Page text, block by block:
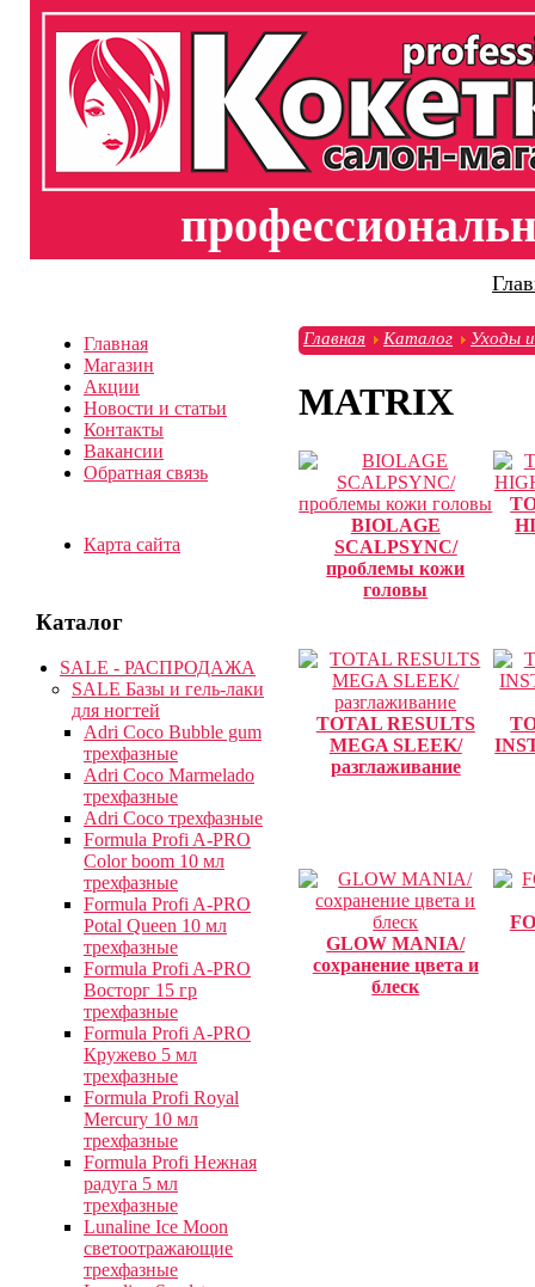
Главная
Магазин
Акции
Новости и статьи
Контакты
Вакансии
Обратная связь
Карта сайта
Каталог
SALE - РАСПРОДАЖА
SALE Базы и гель-лаки
для ногтей
Adri Coco Bubble gum
трехфазные
Adri Coco Marmelado
трехфазные
Adri Coco трехфазные
Formula Profi A-PRO
Color boom 10 мл
трехфазные
Formula Profi A-PRO
Potal Queen 10 мл
трехфазные
Formula Profi A-PRO
Восторг 15 гр
трехфазные
Formula Profi A-PRO
Кружево 5 мл
трехфазные
Formula Profi Royal
Merсury 10 мл
трехфазные
Formula Profi Нежная
радуга 5 мл
трехфазные
Lunaline Ice Moon
светоотражающие
трехфазные
Главная Каталог Уходы
MATRIX
BIOLAGE
SCALPSYNC/
проблемы кожи
головы
TOTAL RESULTS
MEGA SLEEK/
разглаживание
GLOW MANIA/
сохранение цвета и
блеск